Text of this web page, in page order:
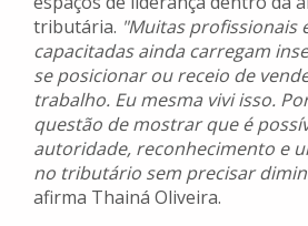
tributária. "Muitas profissionais
capacitadas ainda carregam
se posicionar ou receio de
trabalho. Eu mesma vivi isso.
questão de mostrar que é
autoridade, reconhecimento e
no tributário sem precisar
afirma Thainá Oliveira.